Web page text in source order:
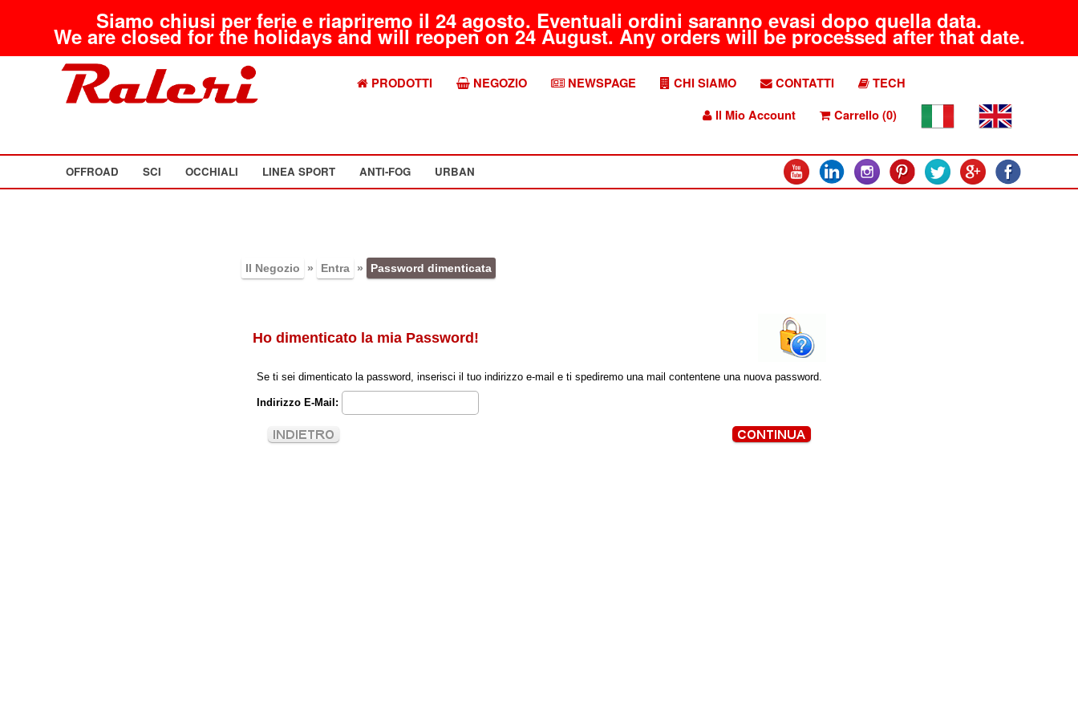
Siamo chiusi per ferie e riapriremo il 24 agosto. Eventuali ordini saranno evasi dopo quella data.
We are closed for the holidays and will reopen on 24 August. Any orders will be processed after that date.
PRODOTTI NEGOZIO NEWSPAGE CHI SIAMO CONTATTI
TECH
Il Mio Account
Carrello (0)
OFFROAD SCI OCCHIALI LINEA SPORT ANTI-FOG URBAN
Il Negozio » Entra » Password dimenticata
Ho dimenticato la mia Password!
Se ti sei dimenticato la password, inserisci il tuo indirizzo e-mail e ti spediremo una mail contentene una nuova password.
Indirizzo E-Mail: